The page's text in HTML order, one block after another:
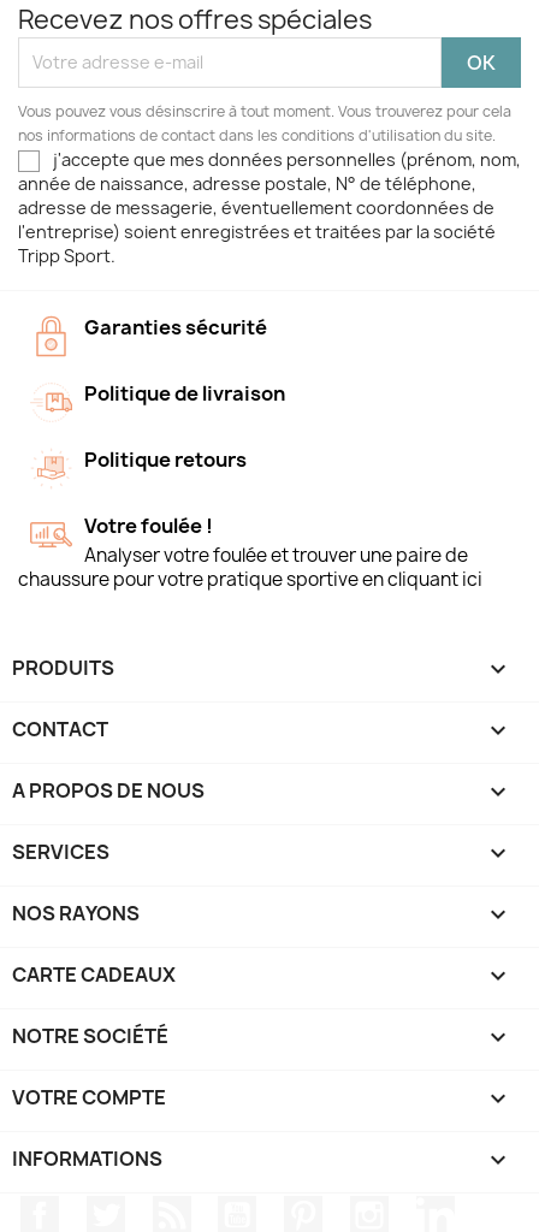
Recevez nos offres spéciales
Vous pouvez vous désinscrire à tout moment. Vous trouverez pour cela
nos informations de contact dans les conditions d'utilisation du site.
j'accepte que mes données personnelles (prénom, nom,
année de naissance, adresse postale, N° de téléphone,
adresse de messagerie, éventuellement coordonnées de
l'entreprise) soient enregistrées et traitées par la société
Tripp Sport.
Garanties sécurité
Politique de livraison
Politique retours
Votre foulée !
Analyser votre foulée et trouver une paire de
chaussure pour votre pratique sportive en cliquant ici
PRODUITS 
CONTACT 
A PROPOS DE NOUS 
SERVICES 
NOS RAYONS 
CARTE CADEAUX 
NOTRE SOCIÉTÉ 
VOTRE COMPTE 
INFORMATIONS keyboard_arrow_down